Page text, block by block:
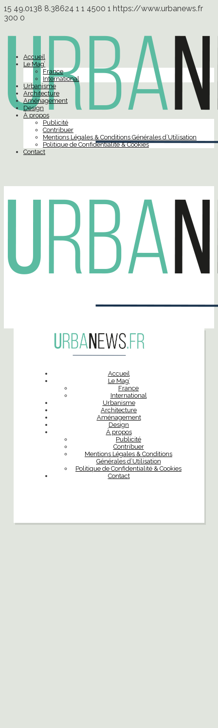
15 49.0138 8.38624 1 1 4500 1 https://www.urbanews.fr
300 0
Accueil
Le Mag’
France
International
Urbanisme
Architecture
Aménagement
Design
À propos
Publicité
Contribuer
Mentions Légales & Conditions Générales d’Utilisation
Politique de Confidentialité & Cookies
Contact
Accueil
Le Mag’
France
International
Urbanisme
Architecture
Aménagement
Design
À propos
Publicité
Contribuer
Mentions Légales & Conditions
Générales d’Utilisation
Politique de Confidentialité & Cookies
Contact